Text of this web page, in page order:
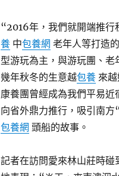
“2016年，我們就開端推行
養中包養網 老年人等打造
型游玩為主，與游玩團、
幾年秋冬的生意越包養來越
康養團曾經成為我們平易
向省外鼎力推行，吸引南
包養網 頭船的故事。
記者在訪問愛來林山莊時